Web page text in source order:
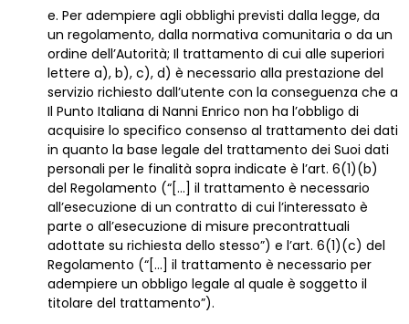
e. Per adempiere agli obblighi previsti dalla legge, da
un regolamento, dalla normativa comunitaria o da un
ordine dell’Autorità; Il trattamento di cui alle superiori
lettere a), b), c), d) è necessario alla prestazione del
servizio richiesto dall’utente con la conseguenza che a
Il Punto Italiana di Nanni Enrico non ha l’obbligo di
acquisire lo specifico consenso al trattamento dei dati
in quanto la base legale del trattamento dei Suoi dati
personali per le finalità sopra indicate è l’art. 6(1)(b)
del Regolamento (“[…] il trattamento è necessario
all’esecuzione di un contratto di cui l’interessato è
parte o all’esecuzione di misure precontrattuali
adottate su richiesta dello stesso”) e l’art. 6(1)(c) del
Regolamento (“[…] il trattamento è necessario per
adempiere un obbligo legale al quale è soggetto il
titolare del trattamento”).